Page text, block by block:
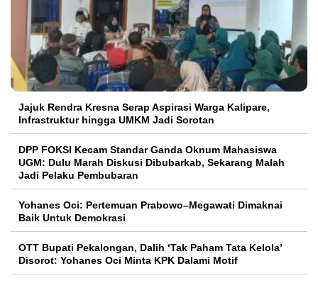
Jajuk Rendra Kresna Serap Aspirasi Warga Kalipare,
Infrastruktur hingga UMKM Jadi Sorotan
DPP FOKSI Kecam Standar Ganda Oknum Mahasiswa
UGM: Dulu Marah Diskusi Dibubarkab, Sekarang Malah
Jadi Pelaku Pembubaran
Yohanes Oci: Pertemuan Prabowo–Megawati Dimaknai
Baik Untuk Demokrasi
OTT Bupati Pekalongan, Dalih ‘Tak Paham Tata Kelola’
Disorot: Yohanes Oci Minta KPK Dalami Motif